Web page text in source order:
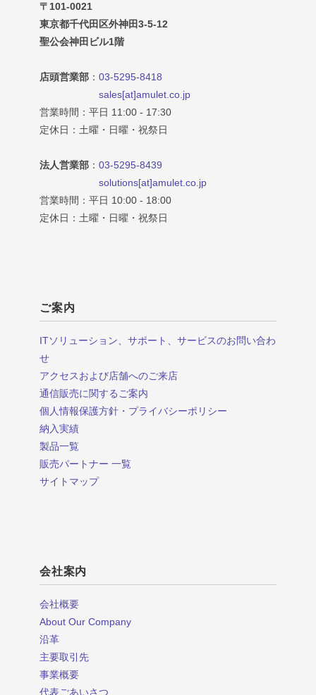
〒101-0021
東京都千代田区外神田3-5-12
聖公会神田ビル1階
店頭営業部 ： 03-5295-8418
sales[at]amulet.co.jp
営業時間：平日 11:00 - 17:30
定休日：土曜・日曜・祝祭日
法人営業部 ： 03-5295-8439
solutions[at]amulet.co.jp
営業時間：平日 10:00 - 18:00
定休日：土曜・日曜・祝祭日
ご案内
ITソリューション、サポート、サービスのお問い合わ
せ
アクセスおよび店舗へのご来店
通信販売に関するご案内
個人情報保護方針・プライバシーポリシー
納入実績
製品一覧
販売パートナー 一覧
サイトマップ
会社案内
会社概要
About Our Company
沿革
主要取引先
事業概要
代表ごあいさつ